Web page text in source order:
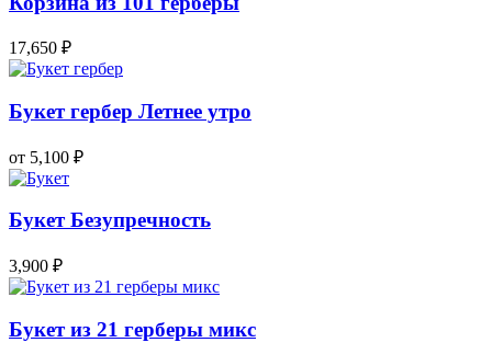
17,650 ₽
Букет гербер Летнее утро
от 5,100 ₽
Букет Безупречность
3,900 ₽
Букет из 21 герберы микс